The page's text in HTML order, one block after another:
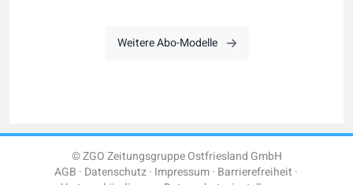
Weitere Abo-Modelle
© ZGO Zeitungsgruppe Ostfriesland GmbH
AGB Datenschutz Impressum Barrierefreiheit